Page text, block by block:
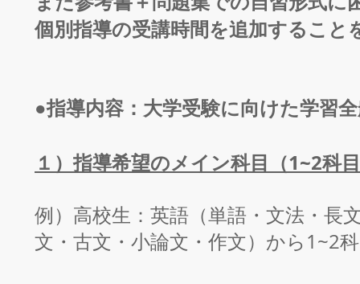
個別指導の受講時間を追加すること
●指導内容：大学受験に向けた学習
１）指導希望のメイン科目（1~2科
例）高校生：英語（単語・文法・
文・古文・小論文・作文）から1~2